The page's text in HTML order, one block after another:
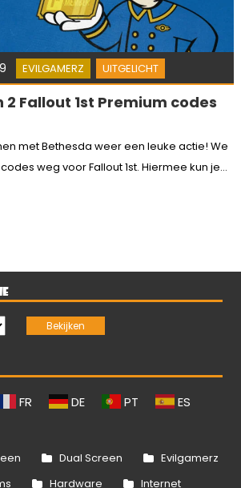
EVILGAMERZ UITGELICHT
2 Fallout 1st Premium codes
met Bethesda weer een leuke actie! We
weg voor Fallout 1st. Hiermee kun je...
FR DE PT ES
Dual Screen
Evilgamerz
Hardware Internet